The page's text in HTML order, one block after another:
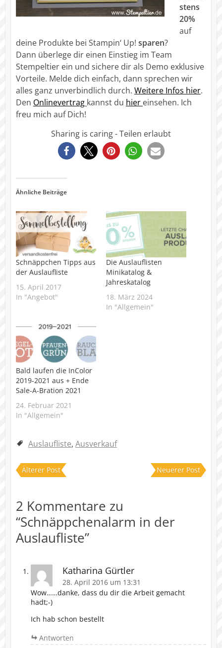
stens
20%
auf
deine Produkte bei Stampin‘ Up! sparen?
Dann überlege dir einen Einstieg im Team
Stempeltier ein und sichere dir als Demo exklusive
Vorteile. Melde dich einfach, dann sprechen wir
alles ganz unverbindlich durch. Weitere Infos hier.
Den Onlinevertrag kannst du hier einsehen. Ich
freu mich auf Dich!
Sharing is caring - Teilen erlaubt
0
Ähnliche Beiträge
Schnäppchen Tipps aus
der Auslaufliste
15. April 2017
In "Angebot"
Die Auslauflisten
Minikatalog &
Jahreskatalog
18. März 2024
In "Allgemein"
Bald laufen die InColor
2019-2021 aus + Ende
Sale-A-Bration 2021
24. Februar 2021
In "Allgemein"
Auslaufliste, Ausverkauf
Älterer Post Neuerer Post
2 Kommentare zu
“Schnäppchenalarm in der
Auslaufliste”
Katharina Gürtler
28. April 2016 um 13:31
Wow……danke, dass du dir die Arbeit gemacht
hadt;-)
Ich hab schon bestellt
Antworten